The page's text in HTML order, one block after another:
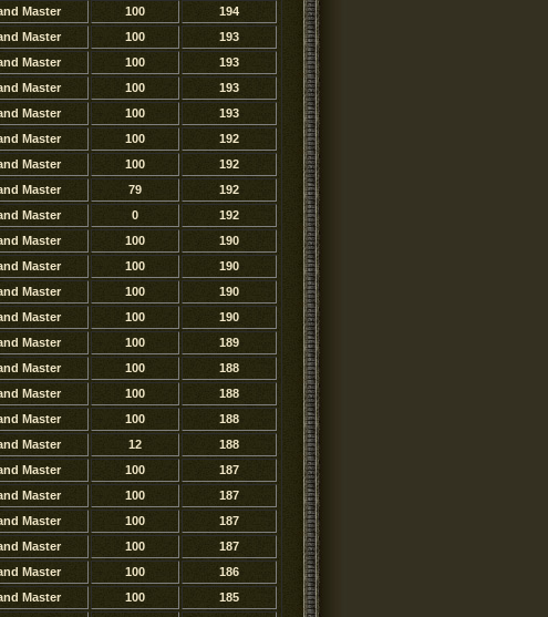
Master 100
194
Master 100
193
Master 100
193
Master 100
193
Master 100
193
Master 100
192
Master 100
192
Master 79
192
Master 0
192
Master 100
190
Master 100
190
Master 100
190
Master 100
190
Master 100
189
Master 100
188
Master 100
188
Master 100
188
Master 12
188
Master 100
187
Master 100
187
Master 100
187
Master 100
187
Master 100
186
Master 100
185